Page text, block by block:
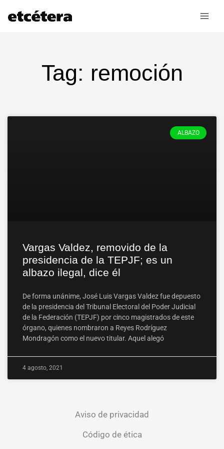
Tag: remoción
ALBAZO
Vargas Valdez, removido de la
presidencia de la TEPJF; es un
albazo ilegal, dice él
De forma unánime, José Luis Vargas Valdez fue depuesto
de la presidencia del Tribunal Electoral del Poder Judicial
de la Federación (TEPJF) por cinco magistrados de este
órgano, quienes nombraron a Reyes Rodríguez
Mondragón como el nuevo titular. Aquel alegó
4 agosto, 2021
Aviso de privacidad
Código de ética